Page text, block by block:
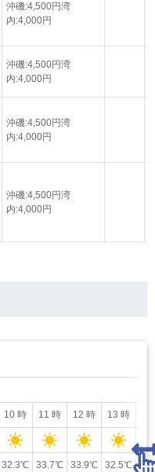
沖磯:4,500円湾
内:4,000円
沖磯:4,500円湾
内:4,000円
沖磯:4,500円湾
内:4,000円
沖磯:4,500円湾
内:4,000円
10 時 11 時 12 時 13 時
32.3℃ 33.7℃ 33.9℃ 32.5℃